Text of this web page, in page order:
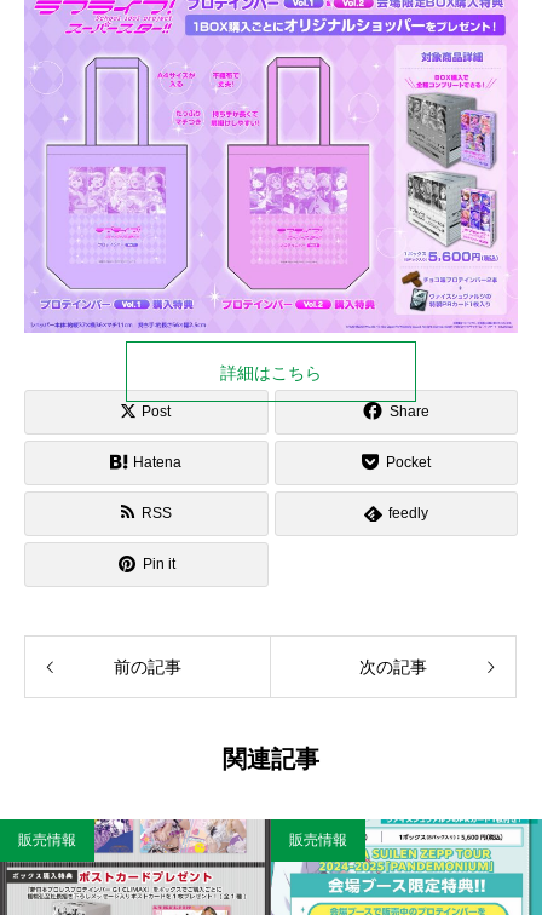
詳細はこちら
Post Share
Hatena Pocket
RSS feedly
Pin it
前の記事 次の記事
関連記事
販売情報 販売情報